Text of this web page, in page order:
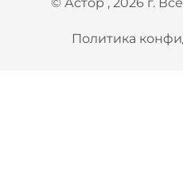
Политика